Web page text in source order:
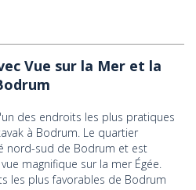
Vue sur la Mer et la
des endroits les plus pratiques
à Bodrum. Le quartier
nord-sud de Bodrum et est
magnifique sur la mer Égée.
les plus favorables de Bodrum